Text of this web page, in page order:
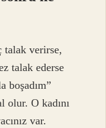
talak verirse,
talak ederse
boşadım”
olur. O kadını
var.